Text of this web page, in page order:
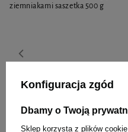
ziemniakami saszetka 500 g
Do koszyka
Konfiguracja zgód
Dbamy o Twoją
Sklep korzysta z plików